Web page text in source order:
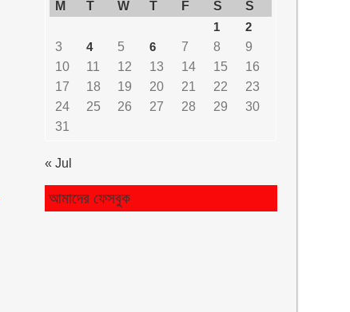
M T W T F S
S
1
2
3
4 5 6 7 8
9
10
11 12 13 14 15
16
17
18 19 20 21 22
23
24
25 26 27 28 29
30
31
« Jul
আমাদের ফেসবুক